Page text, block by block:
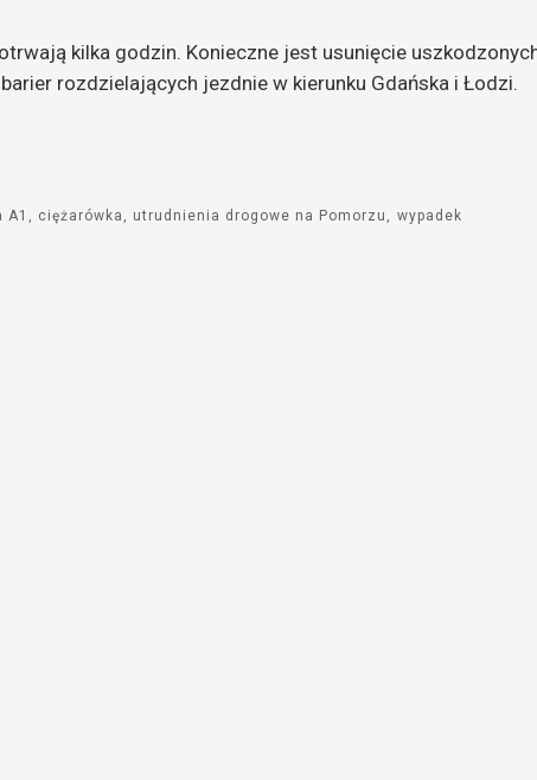
kilka godzin. Konieczne jest usunięcie
rozdzielających jezdnie w kierunku Gdańska i Łodzi.
A1 ciężarówka utrudnienia drogowe na Pomorzu wypadek